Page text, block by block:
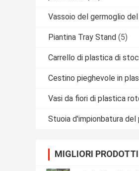
Vassoio del germoglio
Piantina Tray Stand (5)
Carrello di plastica di
Cestino pieghevole in
Vasi da fiori di plastica
Stuoia d'impionbatura del
MIGLIORI PRODOTTI